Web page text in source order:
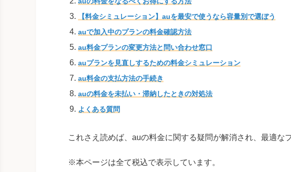
【料金シミュレーション】auを最安で使うなら容量別で選ぼう
auで加入中のプランの料金確認方法
au料金プランの変更方法と問い合わせ窓口
auプランを見直しするための料金シミュレーション
au料金の支払方法の手続き
auの料金を未払い・滞納したときの対処法
よくある質問
これさえ読めば、auの料金に関する疑問が解消され、最適な
※本ページは全て税込で表示しています。